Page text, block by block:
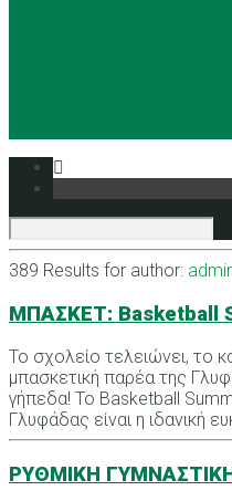
389 Results for author:
ΜΠΑΣΚΕΤ: Basketball
Το σχολείο τελειώνει, το
μπασκετική παρέα της
γήπεδα! Το Basketball
Γλυφάδας είναι η ιδανική
ΡΥΘΜΙΚΗ